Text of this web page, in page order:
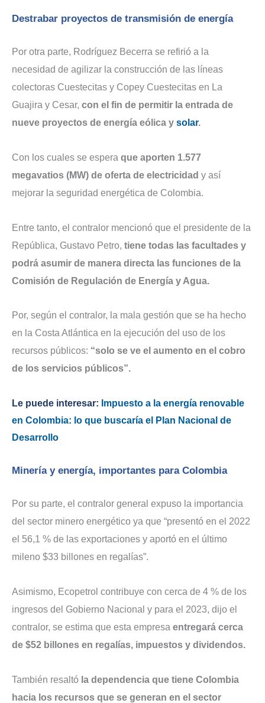
Destrabar proyectos de transmisión de energía
Por otra parte, Rodríguez Becerra se refirió a la
necesidad de agilizar la construcción de las líneas
colectoras Cuestecitas y Copey Cuestecitas en La
Guajira y Cesar, con el fin de permitir la entrada de
nueve proyectos de energía eólica y solar.
Con los cuales se espera que aporten 1.577
megavatios (MW) de oferta de electricidad y así
mejorar la seguridad energética de Colombia.
Entre tanto, el contralor mencionó que el presidente de la
República, Gustavo Petro, tiene todas las facultades y
podrá asumir de manera directa las funciones de la
Comisión de Regulación de Energía y Agua.
Por, según el contralor, la mala gestión que se ha hecho
en la Costa Atlántica en la ejecución del uso de los
recursos públicos: “solo se ve el aumento en el cobro
de los servicios públicos”.
Le puede interesar: Impuesto a la energía renovable
en Colombia: lo que buscaría el Plan Nacional de
Desarrollo
Minería y energía, importantes para Colombia
Por su parte, el contralor general expuso la importancia
del sector minero energético ya que “presentó en el 2022
el 56,1 % de las exportaciones y aportó en el último
mileno $33 billones en regalías”.
Asimismo, Ecopetrol contribuye con cerca de 4 % de los
ingresos del Gobierno Nacional y para el 2023, dijo el
contralor, se estima que esta empresa entregará cerca
de $52 billones en regalías, impuestos y dividendos.
También resaltó la dependencia que tiene Colombia
hacia los recursos que se generan en el sector